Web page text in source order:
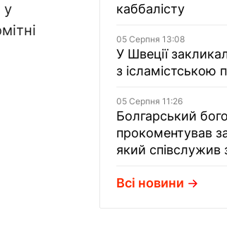
у
каббалісту
05 Серпня 13:08
У Швеції
з ісламістською
05 Серпня 11:26
Болгарський
прокоментував
який співслужив
Всі новини